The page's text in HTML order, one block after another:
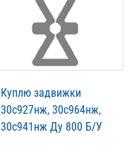
Куплю задвижки
30с927нж, 30с964нж,
30с941нж Ду 800 Б/У